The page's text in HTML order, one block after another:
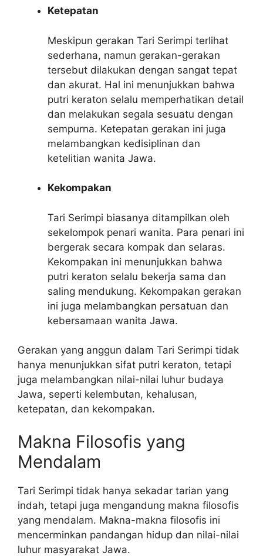
Ketepatan
Meskipun gerakan Tari Serimpi terlihat
sederhana, namun gerakan-gerakan
tersebut dilakukan dengan sangat tepat
dan akurat. Hal ini menunjukkan bahwa
putri keraton selalu memperhatikan detail
dan melakukan segala sesuatu dengan
sempurna. Ketepatan gerakan ini juga
melambangkan kedisiplinan dan
ketelitian wanita Jawa.
Kekompakan
Tari Serimpi biasanya ditampilkan oleh
sekelompok penari wanita. Para penari ini
bergerak secara kompak dan selaras.
Kekompakan ini menunjukkan bahwa
putri keraton selalu bekerja sama dan
saling mendukung. Kekompakan gerakan
ini juga melambangkan persatuan dan
kebersamaan wanita Jawa.
Gerakan yang anggun dalam Tari Serimpi tidak
hanya menunjukkan sifat putri keraton, tetapi
juga melambangkan nilai-nilai luhur budaya
Jawa, seperti kelembutan, kehalusan,
ketepatan, dan kekompakan.
Makna Filosofis yang
Mendalam
Tari Serimpi tidak hanya sekadar tarian yang
indah, tetapi juga mengandung makna filosofis
yang mendalam. Makna-makna filosofis ini
mencerminkan pandangan hidup dan nilai-nilai
luhur masyarakat Jawa.